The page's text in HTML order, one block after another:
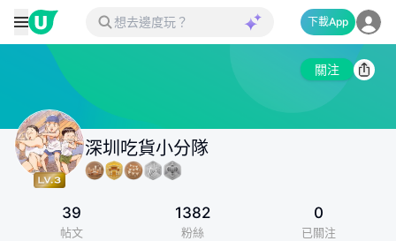
下載App
關注
深圳吃貨小分隊
39
帖文
1382
粉絲
0
已關注